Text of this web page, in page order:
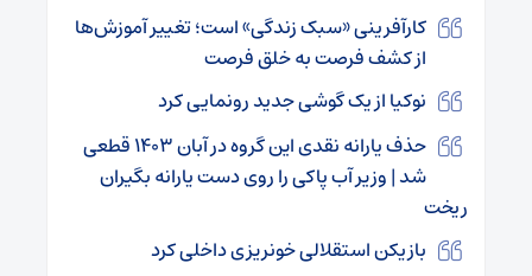
کارآفرینی «سبک زندگی» است؛ تغییر آموزش‌ها
از کشف فرصت به خلق فرصت
نوکیا از یک گوشی جدید رونمایی کرد
حذف یارانه نقدی این گروه در آبان ۱۴۰۳ قطعی
شد | وزیر آب پاکی را روی دست یارانه بگیران
ریخت
بازیکن استقلالی‌ خونریزی داخلی کرد